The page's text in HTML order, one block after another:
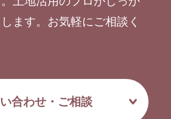
ます。お気軽にご相談く
合わせ・ご相談